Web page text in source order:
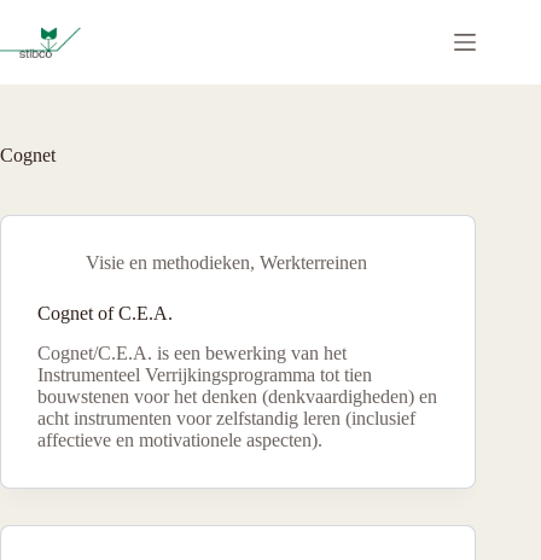
de
Cognet
Visie en methodieken, Werkterreinen
Cognet of C.E.A.
Cognet/C.E.A. is een bewerking van het
Instrumenteel Verrijkingsprogramma tot tien
bouwstenen voor het denken (denkvaardigheden) en
acht instrumenten voor zelfstandig leren (inclusief
affectieve en motivationele aspecten).